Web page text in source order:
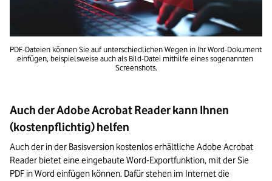
PDF-Dateien können Sie auf unterschiedlichen Wegen in Ihr Word-Dokument
einfügen, beispielsweise auch als Bild-Datei mithilfe eines sogenannten
Screenshots.
Auch der Adobe Acrobat Reader kann Ihnen
(kostenpflichtig) helfen
Auch der in der Basisversion kostenlos erhältliche Adobe Acrobat
Reader bietet eine eingebaute Word-Exportfunktion, mit der Sie
PDF in Word einfügen können. Dafür stehen im Internet die